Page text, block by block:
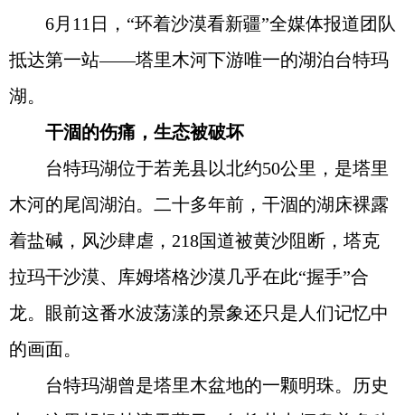
6月11日，“环着沙漠看新疆”全媒体报道团队
抵达第一站——塔里木河下游唯一的湖泊台特玛
湖。
干涸的伤痛，生态被破坏
台特玛湖位于若羌县以北约50公里，是塔里
木河的尾闾湖泊。二十多年前，干涸的湖床裸露
着盐碱，风沙肆虐，218国道被黄沙阻断，塔克
拉玛干沙漠、库姆塔格沙漠几乎在此“握手”合
龙。眼前这番水波荡漾的景象还只是人们记忆中
的画面。
台特玛湖曾是塔里木盆地的一颗明珠。历史